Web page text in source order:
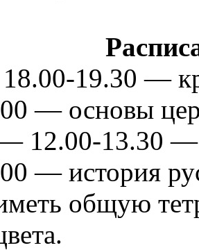
19.30 —
— основы
12.00-13.30 —
— история
общую